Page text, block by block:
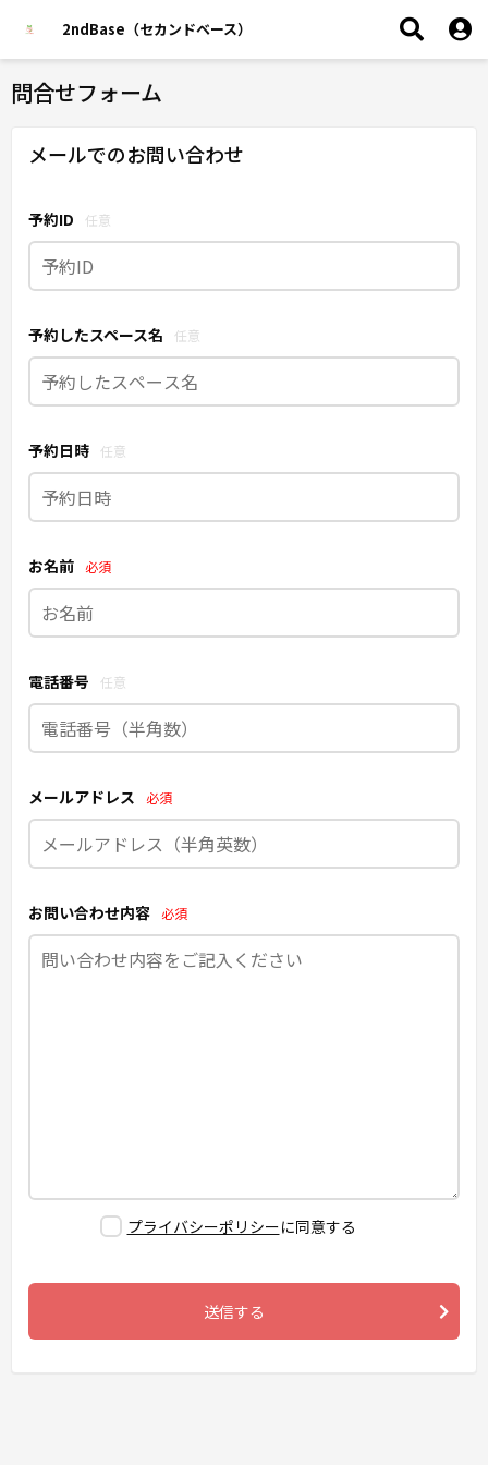
2ndBase（セカンドベース）
問合せフォーム
メールでのお問い合わせ
予約ID 任意
予約したスペース名 任意
予約日時 任意
お名前 必須
電話番号 任意
メールアドレス 必須
お問い合わせ内容 必須
プライバシーポリシーに同意する
送信する